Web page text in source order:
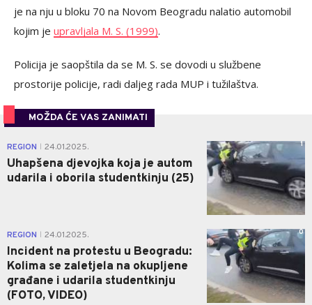
je na nju u bloku 70 na Novom Beogradu nalatio automobil
kojim je upravljala M. S. (1999).
Policija je saopštila da se M. S. se dovodi u službene
prostorije policije, radi daljeg rada MUP i tužilaštva.
MOŽDA ĆE VAS ZANIMATI
REGION 24.01.2025.
Uhapšena djevojka koja je autom
udarila i oborila studentkinju (25)
1
REGION 24.01.2025.
Incident na protestu u Beogradu:
Kolima se zaletjela na okupljene
građane i udarila studentkinju
(FOTO, VIDEO)
0